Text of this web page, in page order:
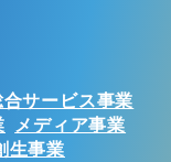
サービス事業
メディア事業
生事業